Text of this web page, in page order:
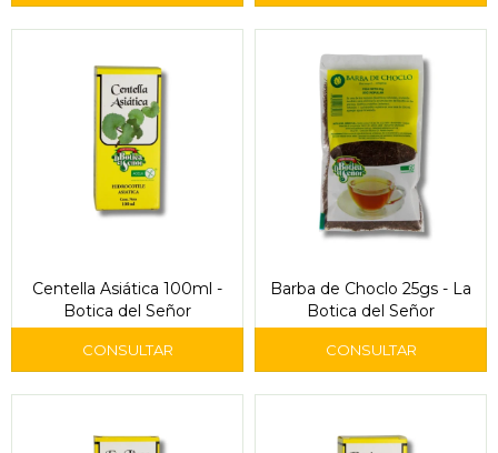
Centella Asiática 100ml -
Botica del Señor
Barba de Choclo 25gs - La
Botica del Señor